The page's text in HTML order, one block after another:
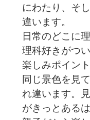
にわたり、そ
違います。
日常のどこに
理科好きがつ
楽しみポイン
同じ景色を見
れ違います。
がきっとあるは